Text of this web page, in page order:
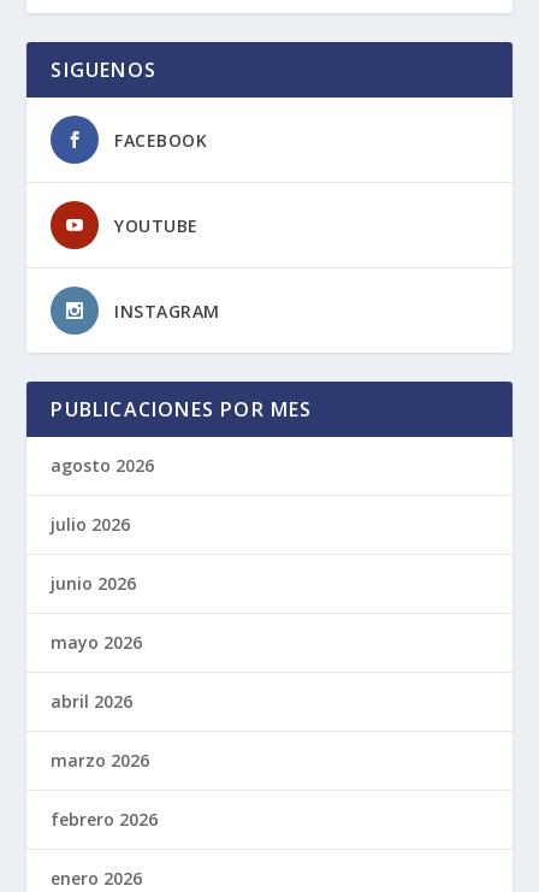
SIGUENOS
FACEBOOK
YOUTUBE
INSTAGRAM
PUBLICACIONES POR MES
agosto 2026
julio 2026
junio 2026
mayo 2026
abril 2026
marzo 2026
febrero 2026
enero 2026